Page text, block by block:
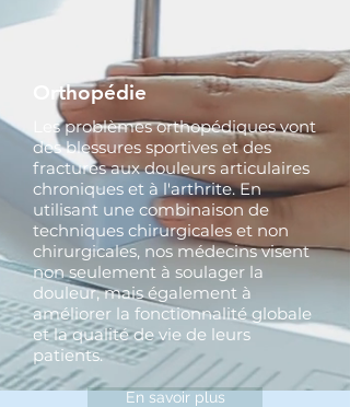
Orthopédie
Les problèmes orthopédiques vont
des blessures sportives et des
fractures aux douleurs articulaires
chroniques et à l'arthrite. En
utilisant une combinaison de
techniques chirurgicales et non
chirurgicales, nos médecins visent
non seulement à soulager la
douleur, mais également à
améliorer la fonctionnalité globale
et la qualité de vie de leurs
patients.
En savoir plus